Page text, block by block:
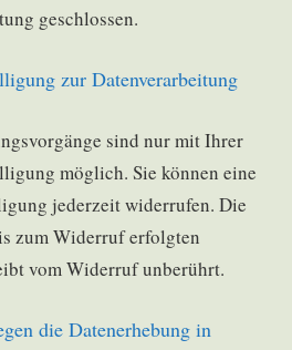
geschlossen.
zur Datenverarbeitung
sind nur mit Ihrer
möglich. Sie können eine
jederzeit widerrufen. Die
zum Widerruf erfolgten
vom Widerruf unberührt.
die Datenerhebung in